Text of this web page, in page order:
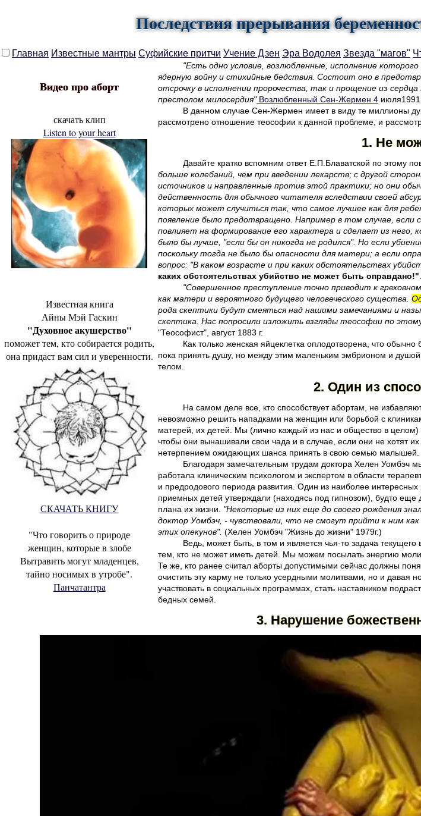
Последствия прерывания
Главная Известные мантры Суфийские притчи Учение Дзен Эра Водолея Звезда "магов"
Видео про аборт
скачать клип
Listen to your heart
Известная книга
Айны Мэй Гаскин
"Духовное акушерство"
поможет тем, кто собирается родить,
она придаст вам сил и уверенности.
СКАЧАТЬ КНИГУ
"Что говорить о природе
женщин, которые в злобе
Вытравить могут младенцев,
тайно носимых в утробе".
Панчатантра
"Есть одно условие, возлюбленные, исполнение
ядерную войну и стихийные бедствия. Состоит оно в
отсрочку в исполнении пророчества, так и прощение из
престолом милосердия"Возлюбленный Сен-Жермен 4
В данном случае Сен-Жермен имеет в виду те миллионы
рассмотрено отношение теософии к данной проблеме, и
1. Не
Давайте кратко вспомним ответ Е.П.Блаватской по этому
больше колебаний, чем при введении лекарств; с другой
источников и направленные против этой практики; но они
действенность для обычного читателя вследствии своей
которых может случиться так, что самое лучшее как для
появление было предотвращено. Например в том случае,
повлияет на формирование его характера и сделает из него,
было бы лучше, "если бы он никогда не родился". Но если
поскольку тогда не было бы опасности для матери; а если
вопрос: "В каком возрасте и при каких обстоятельствах
каких обстоятельствах убийство не может быть оправдано!"
"Совершенное преступление точно приводит к
как матери и вероятного будущего человеческого существа.
рода скептики будут смеяться над нашими замечаниями и
скептика. Нас попросили изложить взгляды теософии по
"Теософист", август 1883 г.
Как только женская яйцеклетка оплодотворена, что
пока принять душу, но между этим маленьким эмбрионом и
телом.
2. Один из
На самом деле все, кто способствует абортам, не
невозможно решить нападками на женщин или борьбой с
матерей, их детей. Мы (лично каждый из нас и общество в
чтобы они вынашивали свои чада и в случае, если они не хотят
нетерпением ожидающих шанса принять в свою семью малышей.
Благодаря замечательным трудам доктора Хелен Уомбэч
работала клиническим психологом и экспертом в области
и предродового периода развития. Один из наиболее
приемных детей утверждали (находясь под гипнозом), будто
плана их жизни. "Некоторые из них еще до своего рождения
доктор Уомбэч, - чувствовали, что не смогут прийти к ним
этих опекунов".(Хелен Уомбэч "Жизнь до жизни" 1979г.)
Ведь, может быть, в том и является чья-то задача
тем, кто не может иметь детей. Мы можем посылать энергию
Те же, кто ранее считал аборты допустимыми сейчас должны
очистить эту карму не только усердными молитвами, но и
участвовать в социальных программах, стать наставником
бедных семей.
3. Нарушение